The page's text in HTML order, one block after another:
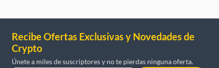
Recibe Ofertas Exclusivas y Novedades de
Crypto
Únete a miles de suscriptores y no te pierdas ninguna oferta.